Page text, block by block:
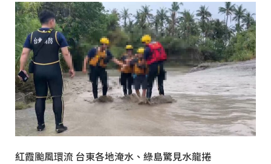
紅霞颱風環流 台東各地淹水、綠島驚見水龍捲